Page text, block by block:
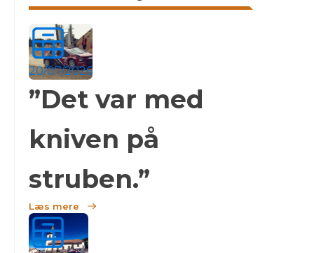
20/07/2026
”Det var med
kniven på
struben.”
Læs mere